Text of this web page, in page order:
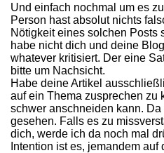
Und einfach nochmal um es
Person hast absolut nichts
Nötigkeit eines solchen Posts
habe nicht dich und deine
whatever kritisiert. Der eine
bitte um Nachsicht.
Habe deine Artikel
auf ein Thema zusprechen zu
schwer anschneiden kann.
gesehen. Falls es zu
dich, werde ich da noch mal
Intention ist es, jemandem auf